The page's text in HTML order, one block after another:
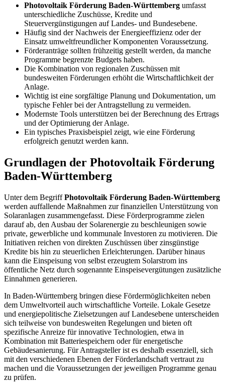
Photovoltaik Förderung Baden-Württemberg umfasst
unterschiedliche Zuschüsse, Kredite und
Steuervergünstigungen auf Landes- und Bundesebene.
Häufig sind der Nachweis der Energieeffizienz oder der
Einsatz umweltfreundlicher Komponenten Voraussetzung.
Förderanträge sollten frühzeitig gestellt werden, da manche
Programme begrenzte Budgets haben.
Die Kombination von regionalen Zuschüssen mit
bundesweiten Förderungen erhöht die Wirtschaftlichkeit der
Anlage.
Wichtig ist eine sorgfältige Planung und Dokumentation, um
typische Fehler bei der Antragstellung zu vermeiden.
Modernste Tools unterstützen bei der Berechnung des Ertrags
und der Optimierung der Anlage.
Ein typisches Praxisbeispiel zeigt, wie eine Förderung
erfolgreich genutzt werden kann.
Grundlagen der Photovoltaik Förderung
Baden-Württemberg
Unter dem BegriffPhotovoltaik Förderung Baden-Württemberg
werden auffallende Maßnahmen zur finanziellen Unterstützung von
Solaranlagen zusammengefasst. Diese Förderprogramme zielen
darauf ab, den Ausbau der Solarenergie zu beschleunigen sowie
private, gewerbliche und kommunale Investoren zu motivieren. Die
Initiativen reichen von direkten Zuschüssen über zinsgünstige
Kredite bis hin zu steuerlichen Erleichterungen. Darüber hinaus
kann die Einspeisung von selbst erzeugtem Solarstrom ins
öffentliche Netz durch sogenannte Einspeisevergütungen zusätzliche
Einnahmen generieren.
In Baden-Württemberg bringen diese Fördermöglichkeiten neben
dem Umweltvorteil auch wirtschaftliche Vorteile. Lokale Gesetze
und energiepolitische Zielsetzungen auf Landesebene unterscheiden
sich teilweise von bundesweiten Regelungen und bieten oft
spezifische Anreize für innovative Technologien, etwa in
Kombination mit Batteriespeichern oder für energetische
Gebäudesanierung. Für Antragsteller ist es deshalb essenziell, sich
mit den verschiedenen Ebenen der Förderlandschaft vertraut zu
machen und die Voraussetzungen der jeweiligen Programme genau
zu prüfen.